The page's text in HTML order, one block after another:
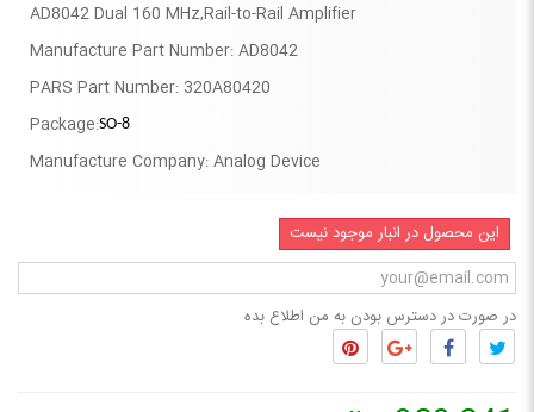
AD8042 Dual 160 MHz,Rail-to-Rail Amplifier
Manufacture Part Number: AD8042
PARS Part Number: 320A80420
Package:SO-8
Manufacture Company: Analog Device
این محصول در انبار موجود نیست
در صورت در دسترس بودن به من اطلاع بده